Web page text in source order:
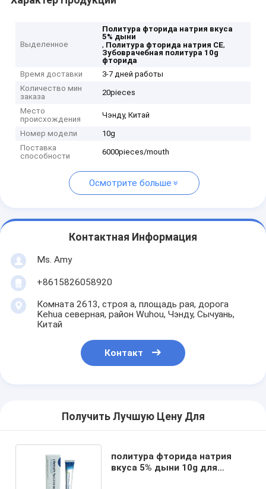
Выделенное
Политура фторида натрия вкуса
5% дыни
, Политура фторида натрия CE,
Зубоврачебная политура 10g
фторида
Время доставки
3-7 дней работы
Количество мин
заказа
20pieces
Место
происхождения
Чэнду, Китай
Номер модели
10g
Поставка
способности
6000pieces/mouth
Осмотрите больше
Контактная Информация
Ms. Amy
+8615826058920
Комната 2613, строя a, площадь рая, дорога
Kehua северная, район Wuhou, Чэнду, Сычуань,
Китай
Контакт
Получить Лучшую Цену Для
политура фторида натрия
вкуса 5% дыни 10g для